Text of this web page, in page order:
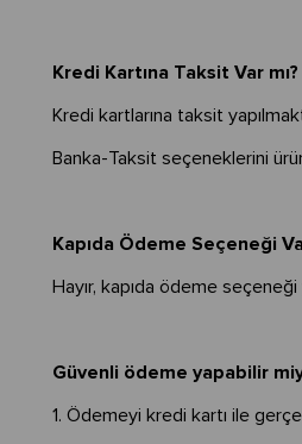
Kredi Kartına Taksit Var mı?
Kredi kartlarına taksit
Banka-Taksit seçeneklerini
Kapıda Ödeme Seçeneği
Hayır, kapıda ödeme
Güvenli ödeme yapabilir
1. Ödemeyi kredi kartı ile